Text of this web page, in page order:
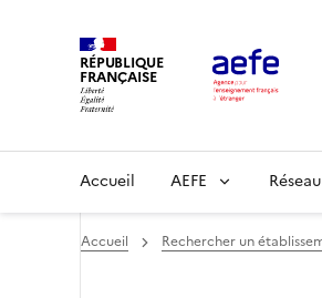
RÉPUBLIQUE
FRANÇAISE
Main
navigation
Accueil AEFE
Accueil Rechercher un